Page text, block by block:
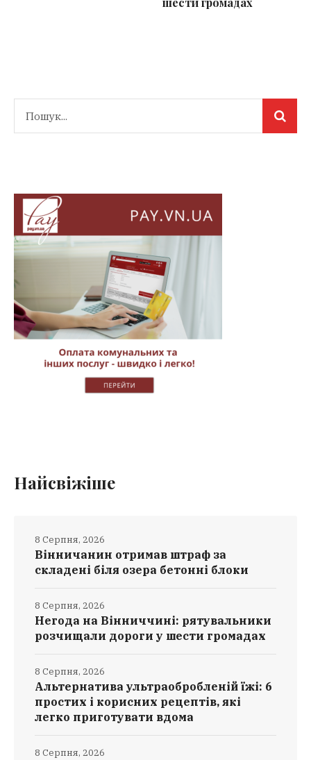
Найсвіжіше
Вінничанин отримав штраф за
складені біля озера бетонні блоки
8 Серпня, 2026
Негода на Вінниччині: рятувальники
розчищали дороги у шести громадах
8 Серпня, 2026
Альтернатива ультраобробленій їжі: 6
простих і корисних рецептів, які
легко приготувати вдома
8 Серпня, 2026
8 Серпня, 2026